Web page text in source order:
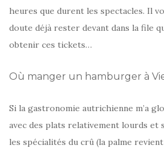
heures que durent les spectacles. Il
doute déjà rester devant dans la file
obtenir ces tickets…
Où manger un hamburger à
Si la gastronomie autrichienne m’a
avec des plats relativement lourds et
les spécialités du crû (la palme